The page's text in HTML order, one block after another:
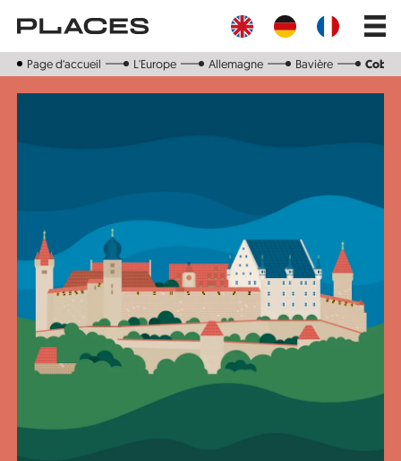
contenu
Main
Page d‘accueil L'Europe Allemagne Bavière